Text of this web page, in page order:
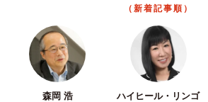
（新着記事順）
森岡 浩 ハイヒール・リンゴ